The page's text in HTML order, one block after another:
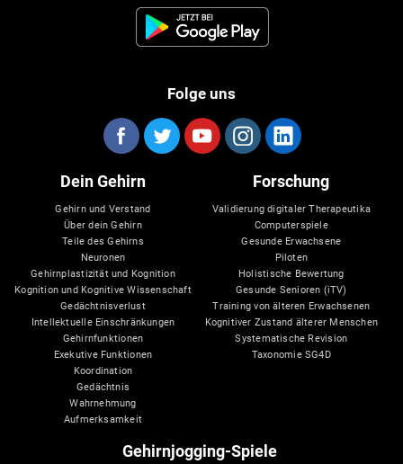
Folge uns
Dein Gehirn
Gehirn und Verstand
Über dein Gehirn
Teile des Gehirns
Neuronen
Gehirnplastizität und Kognition
Kognition und Kognitive Wissenschaft
Gedächtnisverlust
Intellektuelle Einschränkungen
Gehirnfunktionen
Exekutive Funktionen
Koordination
Gedächtnis
Wahrnehmung
Aufmerksamkeit
Forschung
Validierung digitaler Therapeutika
Computerspiele
Gesunde Erwachsene
Piloten
Holistische Bewertung
Gesunde Senioren (iTV)
Training von älteren Erwachsenen
Kognitiver Zustand älterer Menschen
Systematische Revision
Taxonomie SG4D
Gehirnjogging-Spiele